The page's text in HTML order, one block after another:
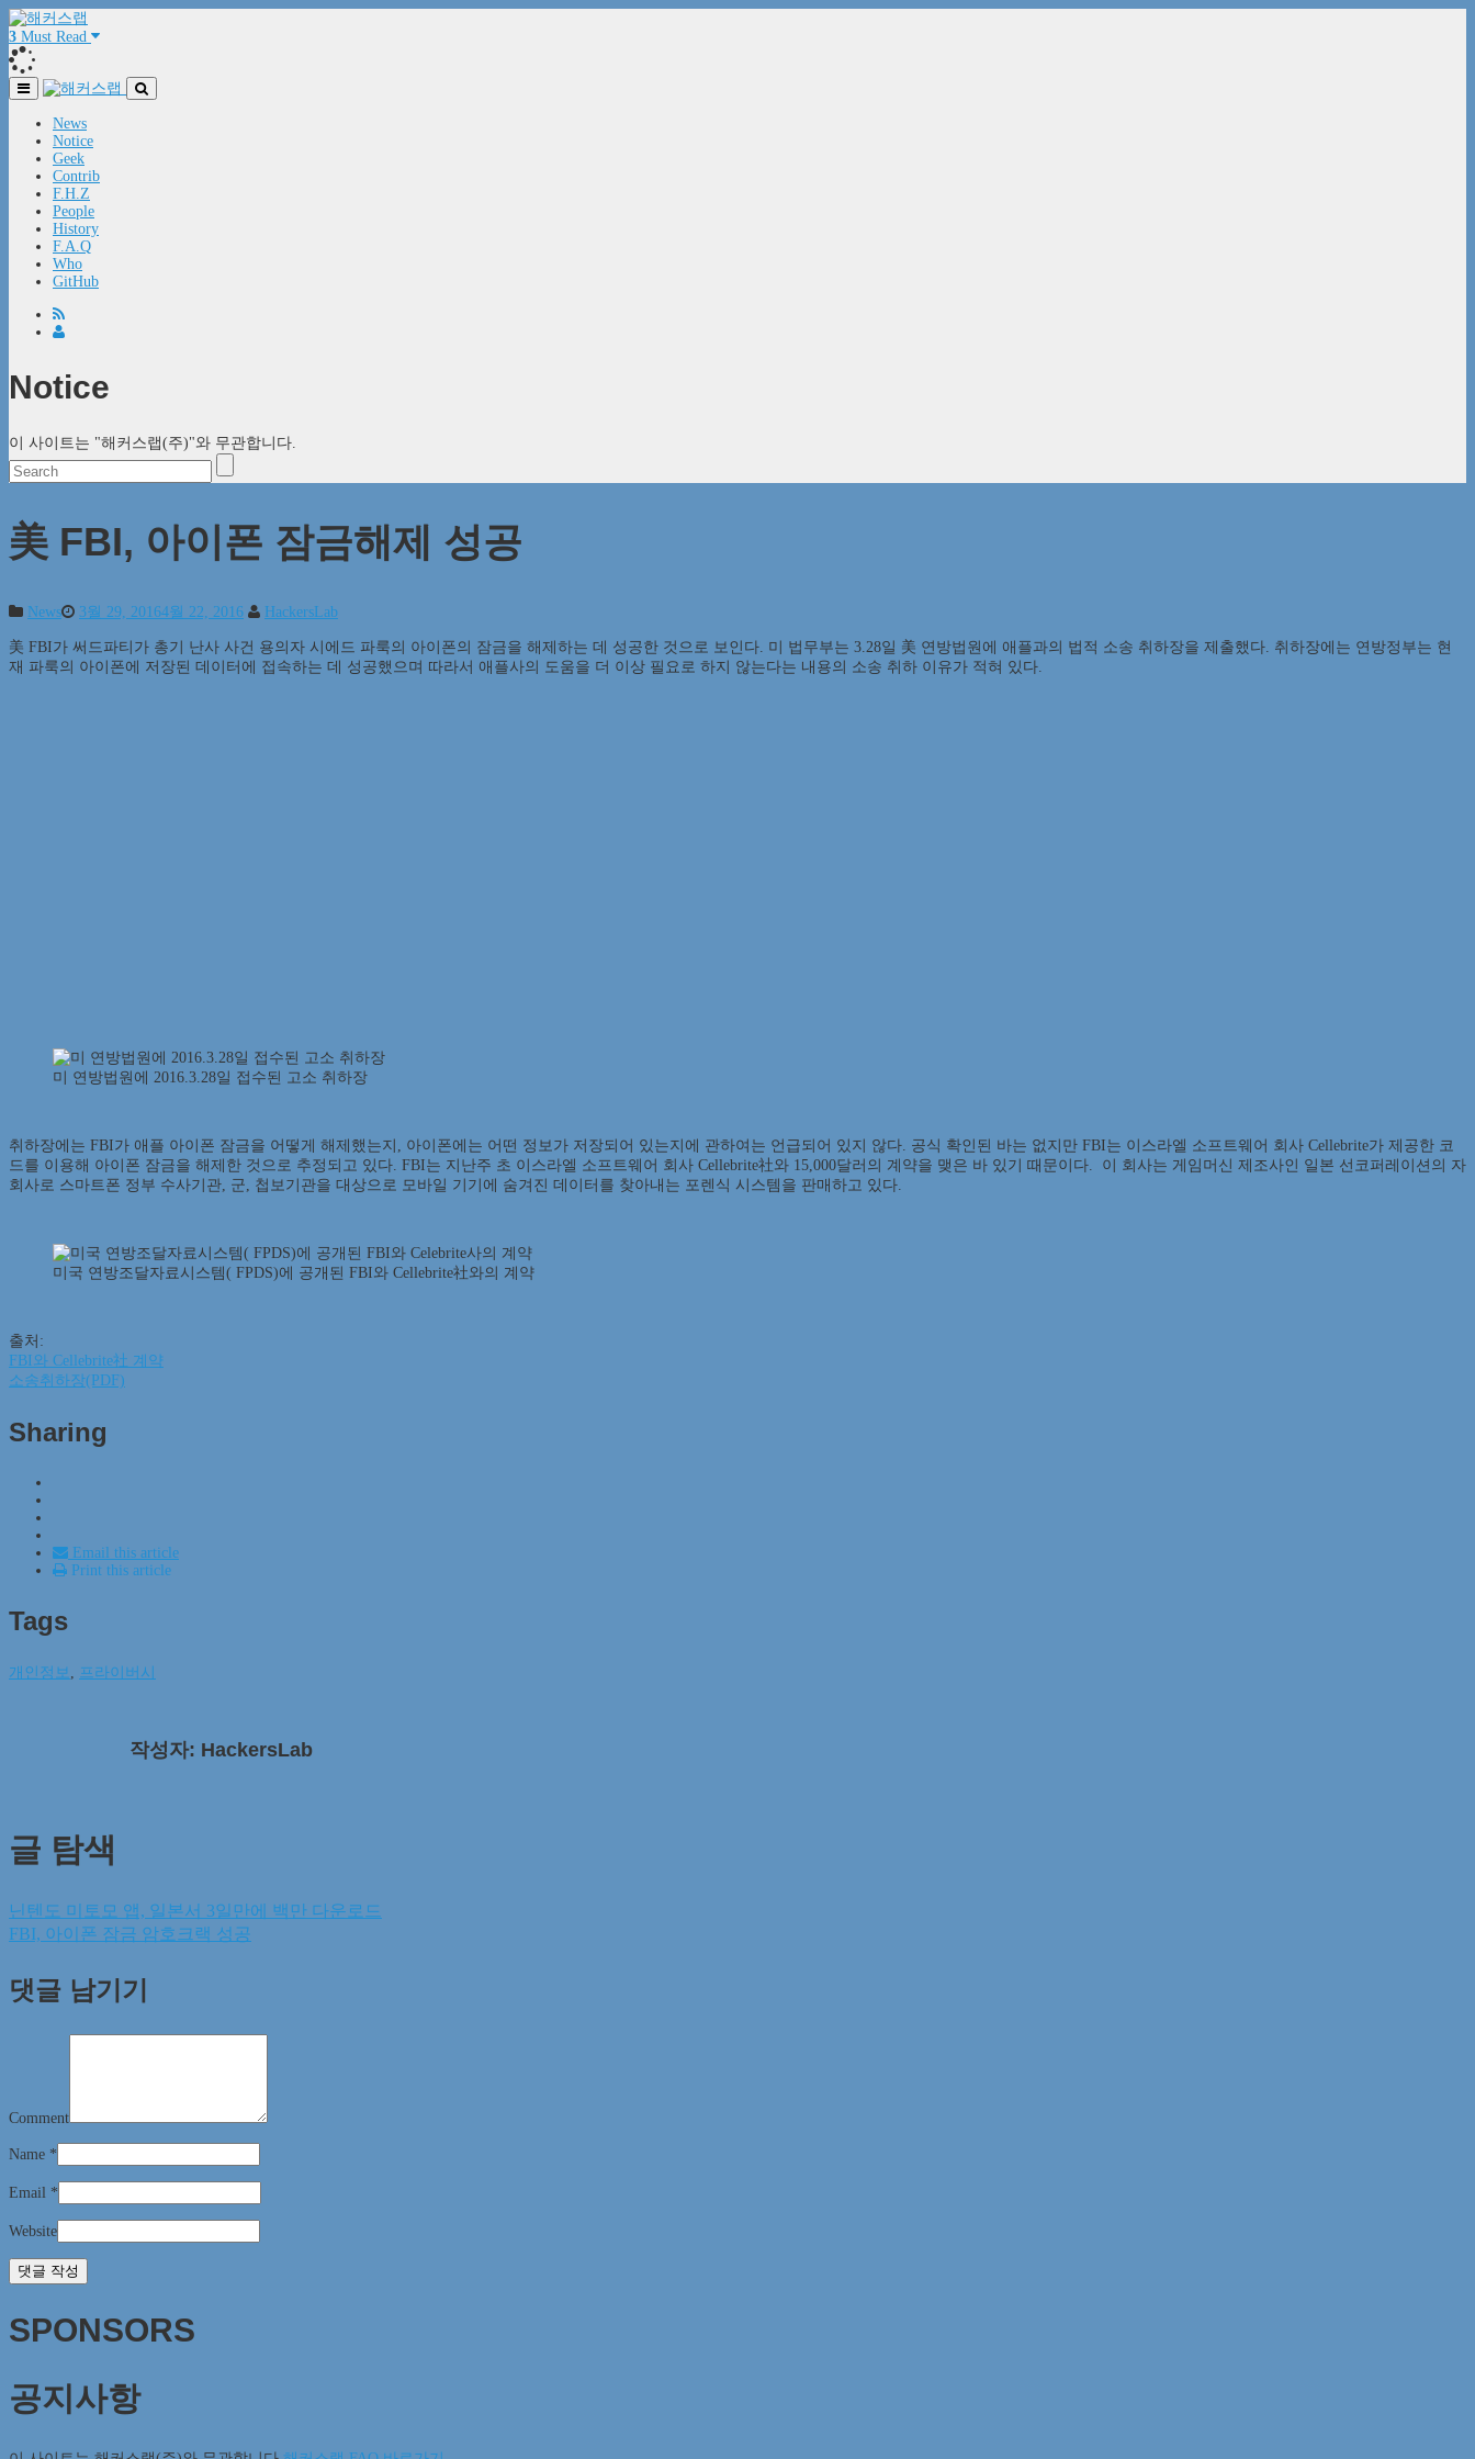
3 Must Read
News
Notice
Geek
Contrib
F.H.Z
People
History
F.A.Q
Who
GitHub
Notice
이 사이트는 "해커스랩(주)"와 무관합니다.
美 FBI, 아이폰 잠금해제 성공
News 3월 29, 20164월 22, 2016 HackersLab
美 FBI가 써드파티가 총기 난사 사건 용의자 시에드 파룩의 아이폰의 잠금을 해제하는 데 성공한 것으로 보인다. 미 법무부는 3.28일 美 연방법원에 애플과의 법적 소송 취하장을 제출했다. 취하장에는 연방정부는 현
재 파룩의 아이폰에 저장된 데이터에 접속하는 데 성공했으며 따라서 애플사의 도움을 더 이상 필요로 하지 않는다는 내용의 소송 취하 이유가 적혀 있다.
미 연방법원에 2016.3.28일 접수된 고소 취하장
취하장에는 FBI가 애플 아이폰 잠금을 어떻게 해제했는지, 아이폰에는 어떤 정보가 저장되어 있는지에 관하여는 언급되어 있지 않다. 공식 확인된 바는 없지만 FBI는 이스라엘 소프트웨어 회사 Cellebrite가 제공한 코
드를 이용해 아이폰 잠금을 해제한 것으로 추정되고 있다. FBI는 지난주 초 이스라엘 소프트웨어 회사 Cellebrite社와 15,000달러의 계약을 맺은 바 있기 때문이다. 이 회사는 게임머신 제조사인 일본 선코퍼레이션의 자
회사로 스마트폰 정부 수사기관, 군, 첩보기관을 대상으로 모바일 기기에 숨겨진 데이터를 찾아내는 포렌식 시스템을 판매하고 있다.
미국 연방조달자료시스템( FPDS)에 공개된 FBI와 Cellebrite社와의 계약
출처:
FBI와 Cellebrite社 계약
소송취하장(PDF)
Sharing
Email this article
Print this article
Tags
개인정보 프라이버시
작성자: HackersLab
글 탐색
닌텐도 미토모 앱, 일본서 3일만에 백만 다운로드
FBI, 아이폰 잠금 암호크랙 성공
댓글 남기기
Comment
Name *
Email *
Website
SPONSORS
공지사항